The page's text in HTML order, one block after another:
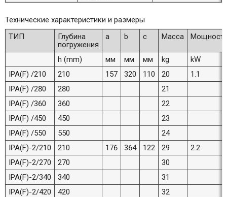
Технические характеристики и размеры
ТИП
Глубина
погружения
a b c Масса
h (mm) мм мм мм kg
kW
IPA(F) /210
210 157 320 110 20
1.1
IPA(F) /280
280
21
IPA(F) /360
360
22
IPA(F) /450
450
23
IPA(F) /550
550
24
IPA(F)-2/210
210 176 364 122 29
2.2
IPA(F)-2/270
270
30
IPA(F)-2/340
340
31
IPA(F)-2/420
420
32